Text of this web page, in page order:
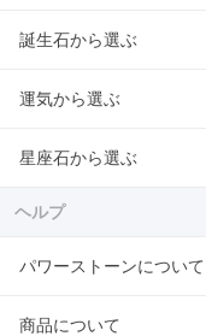
誕生石から選ぶ
運気から選ぶ
星座石から選ぶ
ヘルプ
パワーストーンについて
商品について